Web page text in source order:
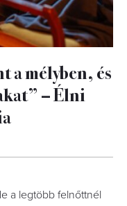
a mélyben, és
– Élni
a legtöbb felnőttnél